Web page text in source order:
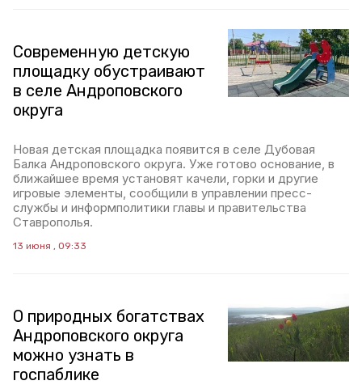
Современную детскую
площадку обустраивают
в селе Андроповского
округа
Новая детская площадка появится в селе Дубовая
Балка Андроповского округа. Уже готово основание, в
ближайшее время установят качели, горки и другие
игровые элементы, сообщили в управлении пресс-
службы и информполитики главы и правительства
Ставрополья.
13 июня , 09:33
О природных богатствах
Андроповского округа
можно узнать в
госпаблике